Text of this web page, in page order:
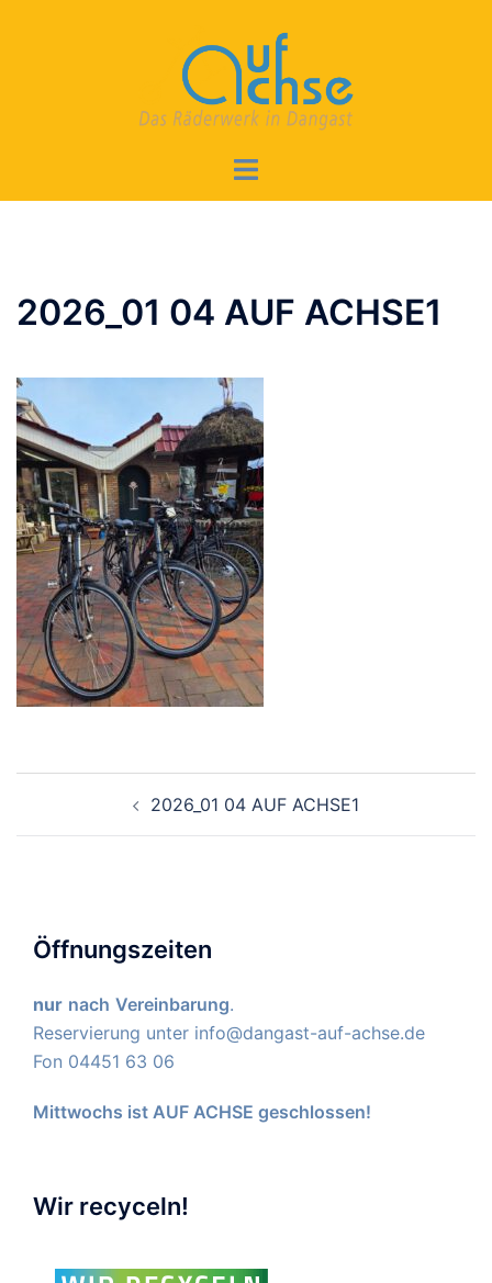
Menü
2026_01 04 AUF ACHSE1
2026_01 04 AUF ACHSE1
Öffnungszeiten
nur nach Vereinbarung.
Reservierung unter info@dangast-auf-achse.de
Fon 04451 63 06
Mittwochs ist AUF ACHSE geschlossen!
Wir recyceln!